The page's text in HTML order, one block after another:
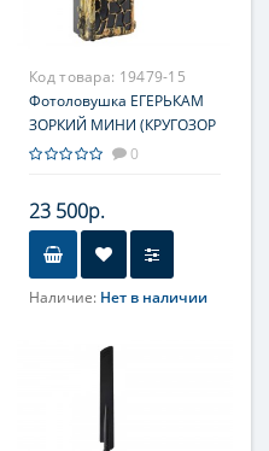
Код товара: 19479-15
Фотоловушка ЕГЕРЬКАМ
ЗОРКИЙ МИНИ (КРУГОЗОР
2.0) WillFine SiFar 5.8 CG.,
EGERCam.ru
0
23 500р.
Наличие: Нет в наличии